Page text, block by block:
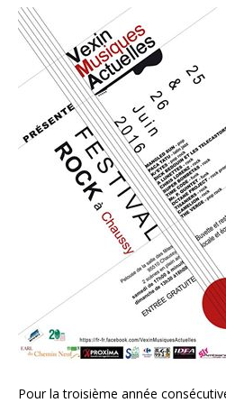
Pour la troisième année